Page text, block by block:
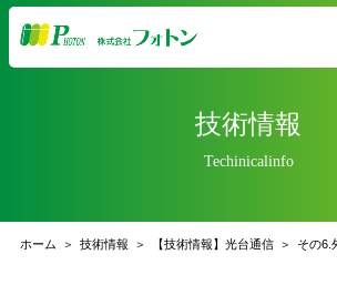
技術情報
Techinicalinfo
ホーム 技術情報 【技術情報】光台通信 その6.